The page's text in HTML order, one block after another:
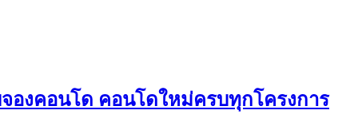
องคอนโด คอนโดใหม่ครบทุกโครงการ